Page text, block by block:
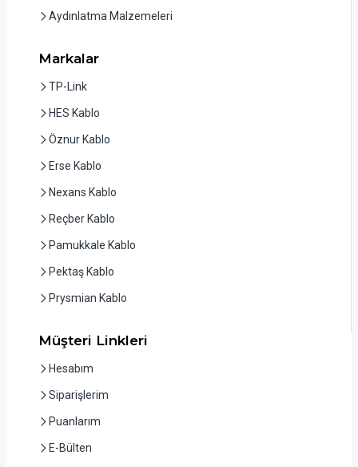
Aydınlatma Malzemeleri
Markalar
TP-Link
HES Kablo
Öznur Kablo
Erse Kablo
Nexans Kablo
Reçber Kablo
Pamukkale Kablo
Pektaş Kablo
Prysmian Kablo
Müşteri Linkleri
Hesabım
Siparişlerim
Puanlarım
E-Bülten